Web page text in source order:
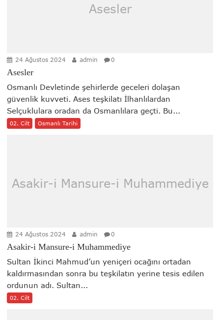
Asesler
24 Ağustos 2024 admin 0
Asesler
Osmanlı Devletinde şehirlerde geceleri dolaşan
güvenlik kuvveti. Ases teşkilatı İlhanlılardan
Selçuklulara oradan da Osmanlılara geçti. Bu...
02. Cilt Osmanlı Tarihi
Asakir-i Mansure-i Muhammediye
24 Ağustos 2024 admin 0
Asakir-i Mansure-i Muhammediye
Sultan İkinci Mahmud’un yeniçeri ocağını ortadan
kaldırmasından sonra bu teşkilatın yerine tesis edilen
ordunun adı. Sultan...
02. Cilt